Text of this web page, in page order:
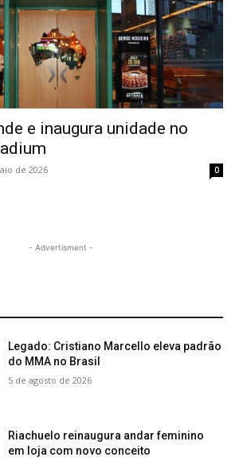
e inaugura unidade no
de 2026 0
- Advertisment -
Legado: Cristiano Marcello eleva padrão
do MMA no Brasil
5 de agosto de 2026
Riachuelo reinaugura andar feminino
em loja com novo conceito